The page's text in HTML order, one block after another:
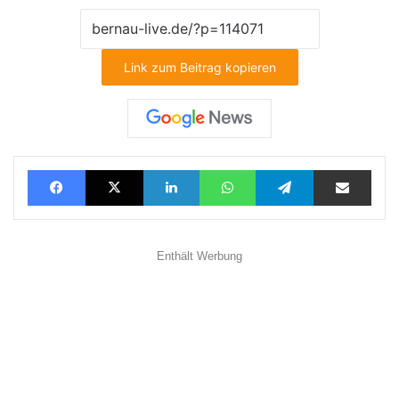
Link zum Beitrag kopieren
FacebookX LinkedInWhatsAppTelegramTeilen via E-Mail
Enthält Werbung